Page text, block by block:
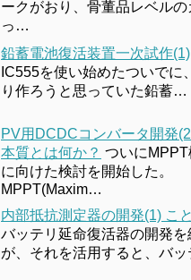
ークがおり、骨董品レベルの
っ…
鉛蓄電池復活装置一次試作(1)
IC555を使い始めたついでに
り作ろうと思っていた鉛蓄…
PV用DCDCコンバータ開発
本質とは何か？ ついに
に向けた検討を開始した。
MPPT(Maxim…
内部抵抗測定器の開発(1) こ
バッテリ延命復活器の開発を
が、それを活用すると、バ